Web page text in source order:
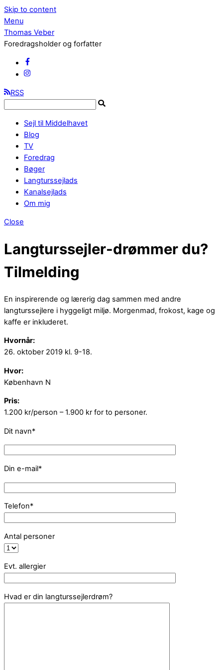
Skip to content
Menu
Thomas Veber
Foredragsholder og forfatter
RSS
Sejl til Middelhavet
Blog
TV
Foredrag
Bøger
Langturssejlads
Kanalsejlads
Om mig
Close
Langturssejler-drømmer du?
Tilmelding
En inspirerende og lærerig dag sammen med andre
langturssejlere i hyggeligt miljø. Morgenmad, frokost, kage og
kaffe er inkluderet.
Hvornår:
26. oktober 2019 kl. 9-18.
Hvor:
København N
Pris:
1.200 kr/person – 1.900 kr for to personer.
Dit navn*
Din e-mail*
Telefon*
Antal personer
Evt. allergier
Hvad er din langturssejlerdrøm?